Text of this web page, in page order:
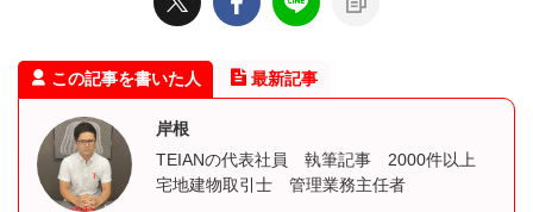
この記事を書いた人 最新記事
岸根
TEIANの代表社員 執筆記事 2000件以上
宅地建物取引士 管理業務主任者